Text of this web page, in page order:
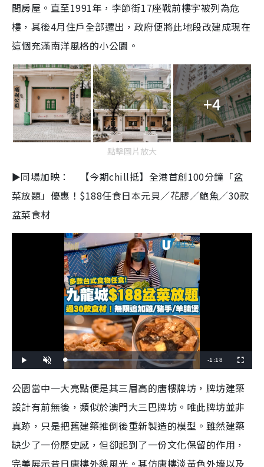
間房屋。直至1991年，李節街17座戰前樓宇被列為危
樓，其後4月住戶全部遷出，政府便將此地段改建成現在
這個充滿南洋風格的小公園。
+4
點擊圖片放大
►同場加映： 【今期chill抵】全港首創100分鐘「盆
菜放題」優惠！$188任食日本元貝／花膠／鮑魚／30款
盆菜食材
l
n
t
e
L
o
e
d
4
1
5
4
%
R
m
a
i
n
-1:18
u
s
c
e
e
公園當中一大亮點便是其三層高的唐樓牌坊，牌坊建築
設計有前無後，類似於澳門大三巴牌坊。唯此牌坊並非
真跡，只是把舊建築推倒後重新製造的模型。雖然建築
缺少了一份歷史感，但卻起到了一份文化保留的作用，
完美展示昔日唐樓外貌風光。其仿唐樓淡黃色外墻以及